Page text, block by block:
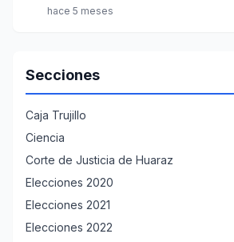
hace 5 meses
Secciones
Caja Trujillo
Ciencia
Corte de Justicia de Huaraz
Elecciones 2020
Elecciones 2021
Elecciones 2022